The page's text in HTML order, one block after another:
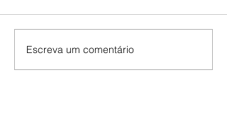
Escreva um comentário